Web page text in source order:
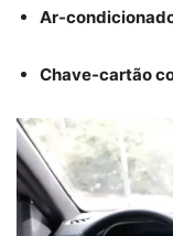
Ar-
Chave-cartão